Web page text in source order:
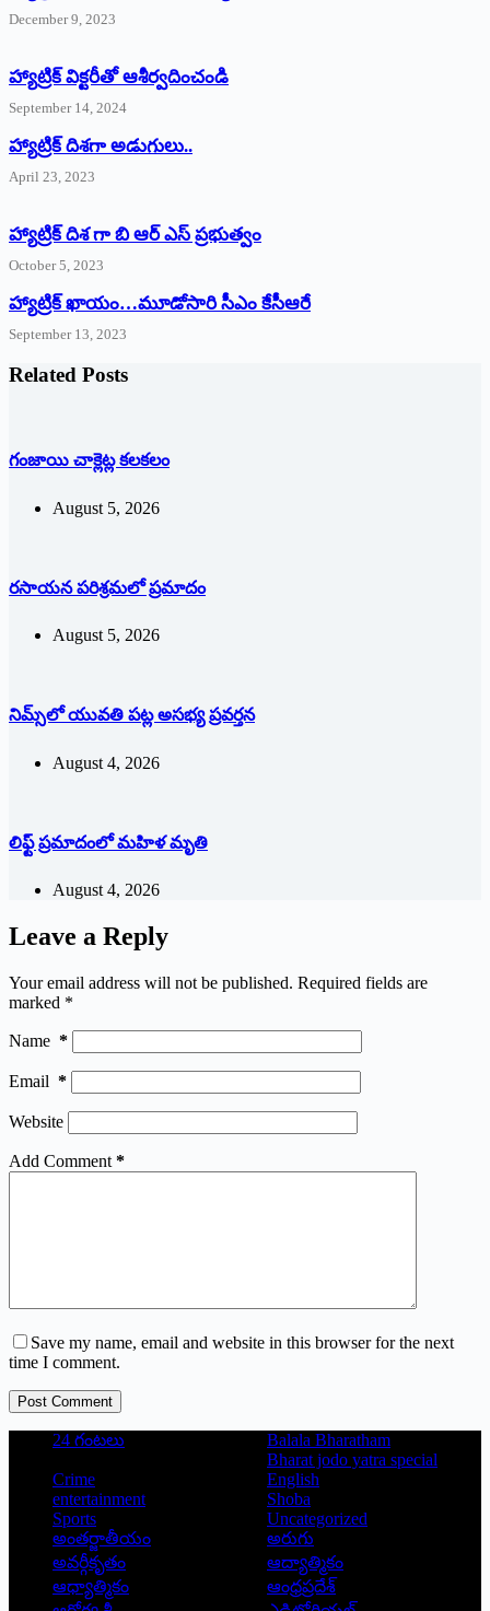
December 9, 2023
హ్యాట్రిక్‌ ‌విక్టరీతో ఆశీర్వదించండి
September 14, 2024
‌హ్యాట్రిక్‌ ‌దిశగా అడుగులు..
April 23, 2023
హ్యాట్రిక్ దిశ గా బి ఆర్ ఎస్ ప్రభుత్వం
October 5, 2023
హ్యాట్రిక్‌ ‌ఖాయం…మూడోసారి సీఎం కేసీఆరే
September 13, 2023
Related Posts
గంజాయి చాక్లెట్ల కలకలం
August 5, 2026
రసాయన పరిశ్రమలో ప్రమాదం
August 5, 2026
నిమ్స్‌లో యువతి పట్ల అసభ్య ప్రవర్తన
August 4, 2026
లిఫ్ట్ ప్రమాదంలో మహిళ మృతి
August 4, 2026
Leave a Reply
Your email address will not be published. Required fields are
marked *
Name *
Email *
Website
Add Comment *
Save my name, email and website in this browser for the next
time I comment.
Post Comment
24 గంటలు
Balala Bharatham
Bharat jodo yatra special
Crime
English
entertainment
Shoba
Sports
Uncategorized
అంతర్జాతీయం
అరుగు
అవర్గీకృతం
ఆద్యాత్మికం
ఆధ్యాత్మికం
ఆంధ్రప్రదేశ్